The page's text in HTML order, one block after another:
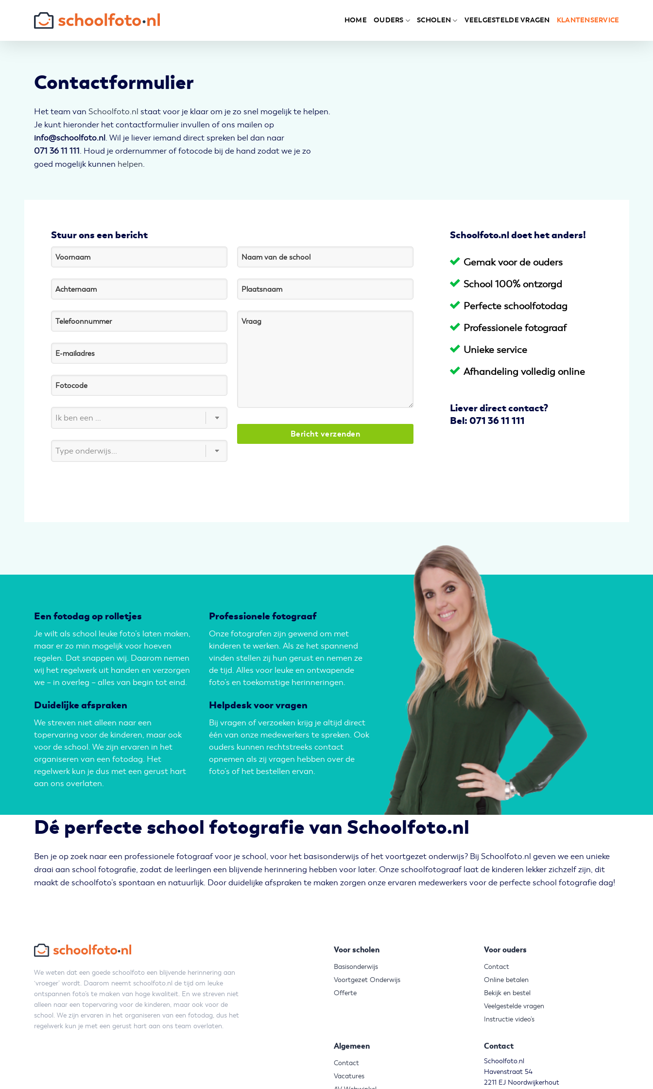
HOME OUDERS SCHOLEN VEELGESTELDE VRAGEN KLANTENSERVICE
Contactformulier
Het team van Schoolfoto.nl staat voor je klaar om je zo snel mogelijk te helpen.
Je kunt hieronder het contactformulier invullen of ons mailen op
info@schoolfoto.nl. Wil je liever iemand direct spreken bel dan naar
071 36 11 111. Houd je ordernummer of fotocode bij de hand zodat we je zo
goed mogelijk kunnen helpen.
Stuur ons een bericht
Voornaam
Achternaam
Telefoonnummer
E-mailadres
Fotocode
Naam van de school
Plaatsnaam
Vraag
Bericht verzenden
Schoolfoto.nl doet het anders!
Gemak voor de ouders
School 100% ontzorgd
Perfecte schoolfotodag
Professionele fotograaf
Unieke service
Afhandeling volledig online
Liever direct contact?
Bel: 071 36 11 111
Een fotodag op rolletjes
Je wilt als school leuke foto’s laten maken,
maar er zo min mogelijk voor hoeven
regelen. Dat snappen wij. Daarom nemen
wij het regelwerk uit handen en verzorgen
we – in overleg – alles van begin tot eind.
Duidelijke afspraken
We streven niet alleen naar een
topervaring voor de kinderen, maar ook
voor de school. We zijn ervaren in het
organiseren van een fotodag. Het
regelwerk kun je dus met een gerust hart
aan ons overlaten.
Professionele fotograaf
Onze fotografen zijn gewend om met
kinderen te werken. Als ze het spannend
vinden stellen zij hun gerust en nemen ze
de tijd. Alles voor leuke en ontwapende
foto’s en toekomstige herinneringen.
Helpdesk voor vragen
Bij vragen of verzoeken krijg je altijd direct
één van onze medewerkers te spreken. Ook
ouders kunnen rechtstreeks contact
opnemen als zij vragen hebben over de
foto’s of het bestellen ervan.
Dé perfecte school fotografie van Schoolfoto.nl
Ben je op zoek naar een professionele fotograaf voor je school, voor het basisonderwijs of het voortgezet onderwijs? Bij Schoolfoto.nl geven we een unieke
draai aan school fotografie, zodat de leerlingen een blijvende herinnering hebben voor later. Onze schoolfotograaf laat de kinderen lekker zichzelf zijn, dit
maakt de schoolfoto’s spontaan en natuurlijk. Door duidelijke afspraken te maken zorgen onze ervaren medewerkers voor de perfecte school fotografie dag!
We weten dat een goede schoolfoto een blijvende herinnering aan
‘vroeger’ wordt. Daarom neemt schoolfoto.nl de tijd om leuke
ontspannen foto’s te maken van hoge kwaliteit. En we streven niet
alleen naar een topervaring voor de kinderen, maar ook voor de
school. We zijn ervaren in het organiseren van een fotodag, dus het
regelwerk kun je met een gerust hart aan ons team overlaten.
Voor scholen
Basisonderwijs
Voortgezet Onderwijs
Offerte
Voor ouders
Contact
Online betalen
Bekijk en bestel
Veelgestelde vragen
Instructie video’s
Algemeen
Contact
Vacatures
Contact
Schoolfoto.nl
Havenstraat 54
2211 EJ Noordwijkerhout